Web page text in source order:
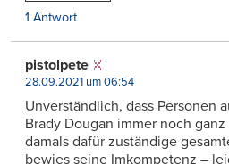
1 Antwort
pistolpete
28.09.2021 um 06:54
Unverständlich, dass Personen
Brady Dougan immer noch
damals dafür zuständige
bewies seine Imkompetenz –